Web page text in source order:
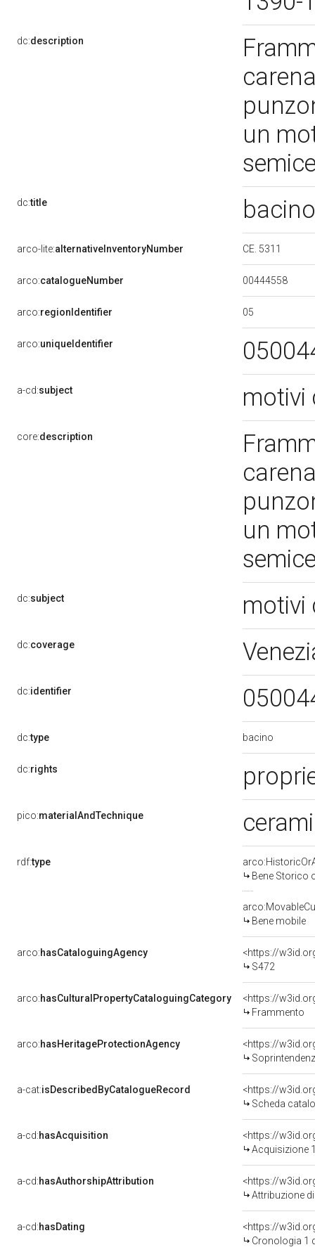
dc:description
un
dc:title
arco-lite:alternativeInventoryNumber CE. 5311
arco:catalogueNumber 00444558
arco:regionIdentifier 05
arco:uniqueIdentifier
a-cd:subject motivi
core:description
un
dc:subject motivi
dc:coverage
dc:identifier
dc:type bacino
dc:rights
pico:materialAndTechnique
rdf:type
Bene Storico
Bene mobile
arco:hasCataloguingAgency
<https://
S472
arco:hasCulturalPropertyCataloguingCategory
<https://
Frammento
arco:hasHeritageProtectionAgency
<https://
Soprintendenza
a-cat:isDescribedByCatalogueRecord
<https://
Scheda
a-cd:hasAcquisition
<https://
Acquisizione
a-cd:hasAuthorshipAttribution
Attribuzione
a-cd:hasDating
<https://
Cronologia 1